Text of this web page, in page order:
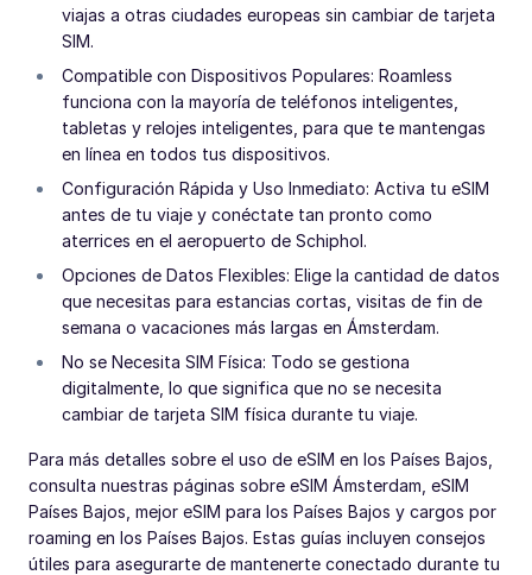
viajas a otras ciudades europeas sin cambiar de tarjeta
SIM.
Compatible con Dispositivos Populares: Roamless
funciona con la mayoría de teléfonos inteligentes,
tabletas y relojes inteligentes, para que te mantengas
en línea en todos tus dispositivos.
Configuración Rápida y Uso Inmediato: Activa tu eSIM
antes de tu viaje y conéctate tan pronto como
aterrices en el aeropuerto de Schiphol.
Opciones de Datos Flexibles: Elige la cantidad de datos
que necesitas para estancias cortas, visitas de fin de
semana o vacaciones más largas en Ámsterdam.
No se Necesita SIM Física: Todo se gestiona
digitalmente, lo que significa que no se necesita
cambiar de tarjeta SIM física durante tu viaje.
Para más detalles sobre el uso de eSIM en los Países Bajos,
consulta nuestras páginas sobre eSIM Ámsterdam, eSIM
Países Bajos, mejor eSIM para los Países Bajos y cargos por
roaming en los Países Bajos. Estas guías incluyen consejos
útiles para asegurarte de mantenerte conectado durante tu